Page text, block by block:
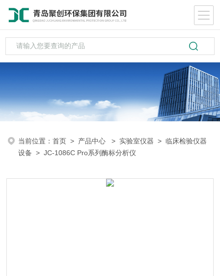
当前位置：首页 > 产品中心 > 实验室仪器 >临床检验仪器
设备 > JC-1086C Pro系列酶标分析仪